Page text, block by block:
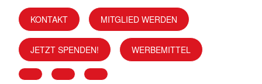
KONTAKT MITGLIED WERDEN
JETZT SPENDEN! WERBEMITTEL